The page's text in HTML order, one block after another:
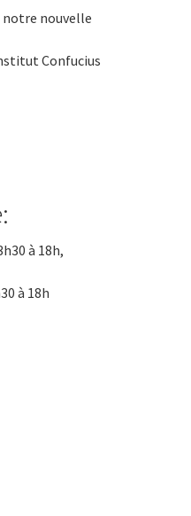
notre nouvelle
Confucius
à 18h,
à 18h